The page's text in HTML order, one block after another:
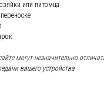
или питомца
могут незначительно
вашего устройства